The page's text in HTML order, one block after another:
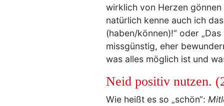
wirklich von Herzen
natürlich kenne auch ich
(haben/können)!“ oder
missgünstig, eher
was alles möglich ist und
Neid positiv nutzen.
Wie heißt es so „schön“: